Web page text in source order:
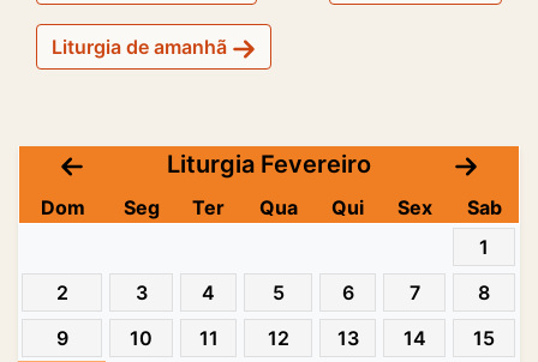
Liturgia de amanhã
Liturgia Fevereiro
Dom Seg Ter Qua Qui Sex
Sab
1
2
3 4 5 6 7
8
9
10 11 12 13 14
15